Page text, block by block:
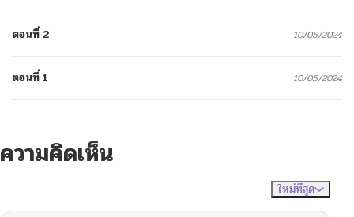
ตอนที่ 2 10/05/2024
ตอนที่ 1 10/05/2024
ความคิดเห็น
ใหม่ที่สุด